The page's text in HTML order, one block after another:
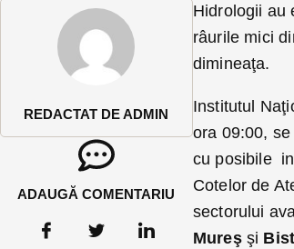
REDACTAT DE ADMIN
ADAUGĂ COMENTARIU
Hidrologii au
râurile mici
dimineaţa.
Institutul
ora 09:00,
cu posibile
Cotelor de
sectorului
Mureşşi